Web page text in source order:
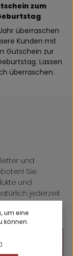
zum
überraschen
Kunden mit
Gutschein zur
Lassen
überraschen.
und
Sie
und
jederzeit
Seite wieder
um eine
können.